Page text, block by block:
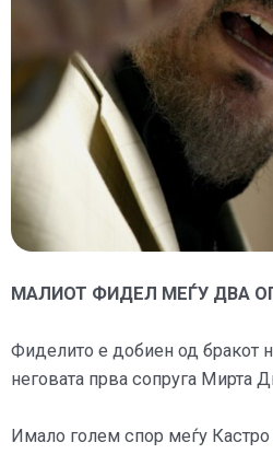
МАЛИОТ ФИДЕЛ МЕЃУ ДВА
Фиделито е добиен од бракот
неговата прва сопруга Мирта
Имало голем спор меѓу